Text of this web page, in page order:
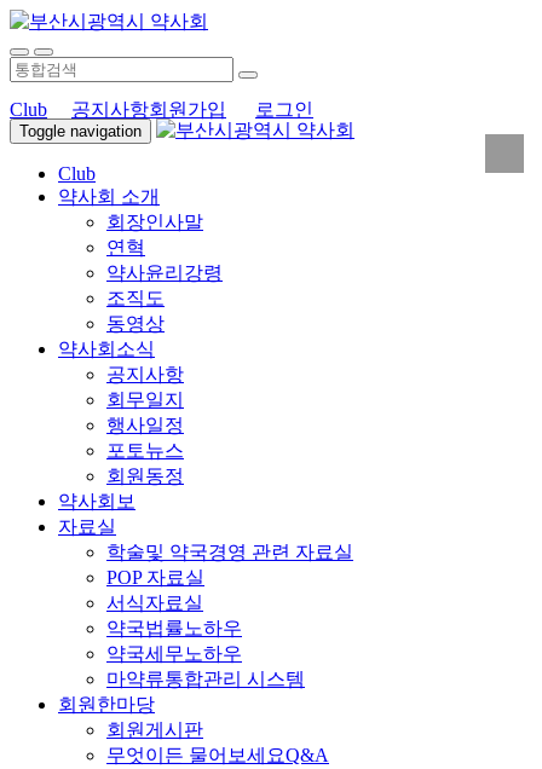
Club 공지사항회원가입 로그인
Toggle navigation
Club
약사회 소개
회장인사말
연혁
약사윤리강령
조직도
동영상
약사회소식
공지사항
회무일지
행사일정
포토뉴스
회원동정
약사회보
자료실
학술및 약국경영 관련 자료실
POP 자료실
서식자료실
약국법률노하우
약국세무노하우
마약류통합관리 시스템
회원한마당
회원게시판
무엇이든 물어보세요Q&A